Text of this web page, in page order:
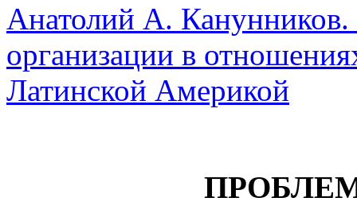
Анатолий А. Канунников.
организации в
Латинской Америкой